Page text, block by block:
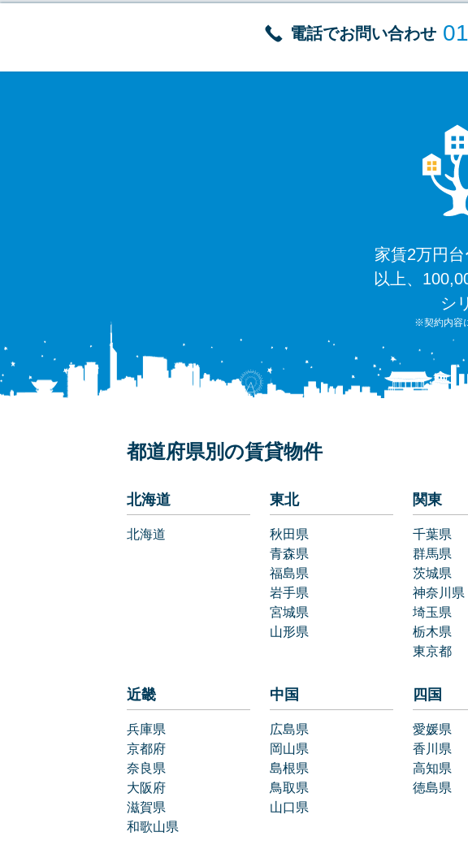
電話でお問い合わせ
家賃2万円
以上、
シ
※契約内容
都道府県別の賃貸物件
北海道
北海道
東北
秋田県
青森県
福島県
岩手県
宮城県
山形県
関東
千葉県
群馬県
茨城県
神奈川県
埼玉県
栃木県
東京都
近畿
兵庫県
京都府
奈良県
大阪府
滋賀県
和歌山県
中国
広島県
岡山県
島根県
鳥取県
山口県
四国
愛媛県
香川県
高知県
徳島県